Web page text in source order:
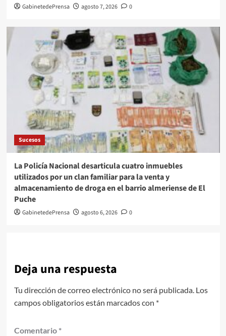
GabinetedePrensa agosto 7, 2026 0
Sucesos
La Policía Nacional desarticula cuatro inmuebles
utilizados por un clan familiar para la venta y
almacenamiento de droga en el barrio almeriense de El
Puche
GabinetedePrensa agosto 6, 2026 0
Deja una respuesta
Tu dirección de correo electrónico no será publicada. Los
campos obligatorios están marcados con *
Comentario *